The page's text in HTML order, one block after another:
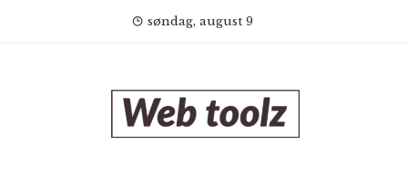
søndag, august 9